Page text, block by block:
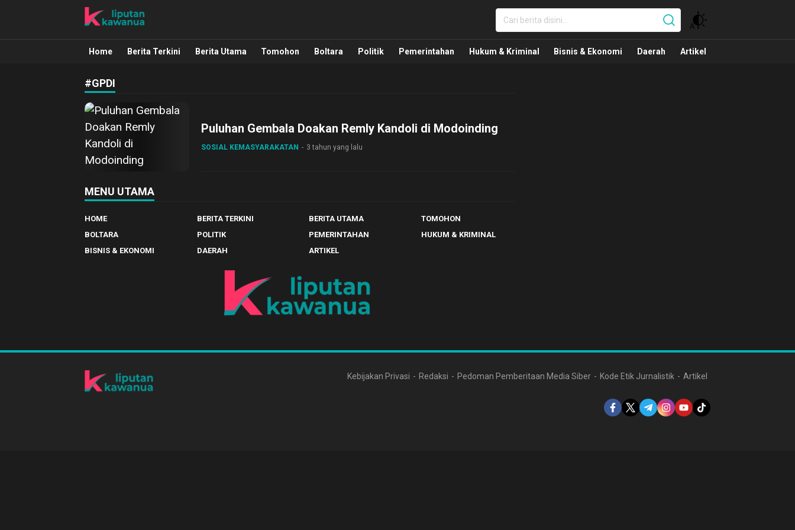
Liputan Kawanua
Berita Manado, Sulawesi Utara, Kawanua, Politik, Pemerintahan, Hukum Kriminal dan Nasional
Home Berita Terkini Berita Utama Tomohon Boltara Politik Pemerintahan Hukum & Kriminal Bisnis & Ekonomi Daerah Artikel
#GPDI
Puluhan Gembala Doakan Remly Kandoli di Modoinding
SOSIAL KEMASYARAKATAN 3 tahun yang lalu
MENU UTAMA
HOME BERITA TERKINI BERITA UTAMA
TOMOHON
BOLTARA
POLITIK PEMERINTAHAN
HUKUM & KRIMINAL
BISNIS & EKONOMI
DAERAH ARTIKEL
Kebijakan Privasi Redaksi Pedoman Pemberitaan Media Siber Kode Etik Jurnalistik Artikel